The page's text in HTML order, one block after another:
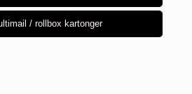
/ rollbox kartonger